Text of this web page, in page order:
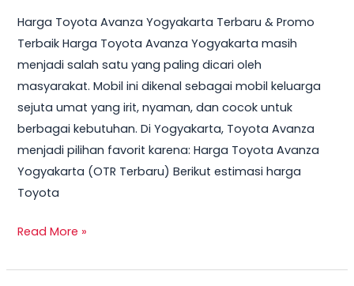
Harga Toyota Avanza Yogyakarta Terbaru & Promo
Terbaik Harga Toyota Avanza Yogyakarta masih
menjadi salah satu yang paling dicari oleh
masyarakat. Mobil ini dikenal sebagai mobil keluarga
sejuta umat yang irit, nyaman, dan cocok untuk
berbagai kebutuhan. Di Yogyakarta, Toyota Avanza
menjadi pilihan favorit karena: Harga Toyota Avanza
Yogyakarta (OTR Terbaru) Berikut estimasi harga
Toyota
Read More »